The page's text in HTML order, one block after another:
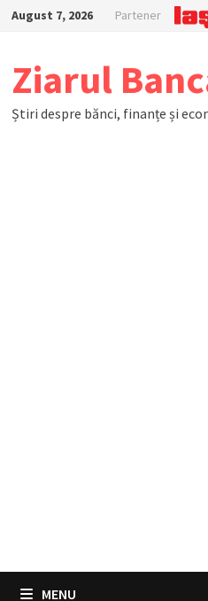
SkipAugust 7, 2026 Partener
Ziarul
Știri despre bănci, finanțe și
MENU